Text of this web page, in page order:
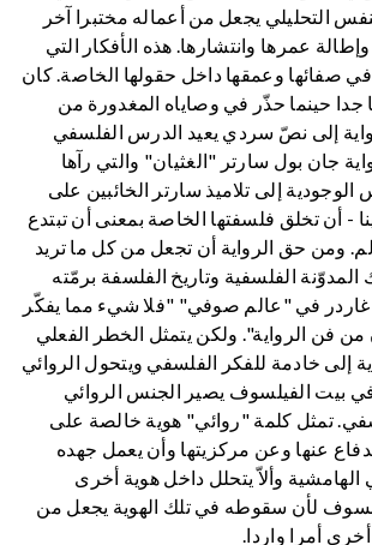
التحليلي يجعل من أعماله مختبرا آخر
وإطالة عمرها وانتشارها. هذه الأفكار التي
في صفائها وعمقها داخل حقولها الخاصة. كان
جدا حينما حذّر في وصاياه المغدورة من
إلى نصّ سردي يعيد الدرس الفلسفي
جان بول سارتر "الغثيان" والتي رآها
الوجودية إلى تلاميذ سارتر الخائبين على
- أن تخلق فلسفتها الخاصة بمعنى أن تبتدع
ومن حق الرواية أن تجعل من كل ما تريد
المدوّنة الفلسفية وتاريخ الفلسفة برمّته
في "عالم صوفي" "فلا شيء مما يفكّر
من فن الرواية". ولكن يتمثل الخطر الفعلي
إلى خادمة للفكر الفلسفي ويتحول الروائي
بيت الفيلسوف يصير الجنس الروائي
تمثل كلمة "روائي" هوية خالصة على
عنها وعن مركزيتها وأن يعمل جهده
وألاّ يتحلل داخل هوية أخرى
لأن سقوطه في تلك الهوية يجعل من
أمرا واردا.